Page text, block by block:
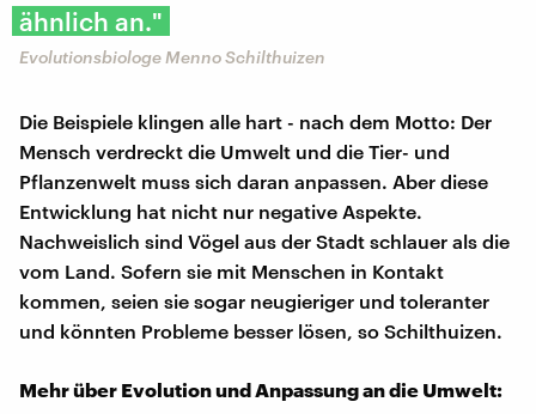
ähnlich an."
Evolutionsbiologe Menno Schilthuizen
Die Beispiele klingen alle hart - nach dem Motto: Der
Mensch verdreckt die Umwelt und die Tier- und
Pflanzenwelt muss sich daran anpassen. Aber diese
Entwicklung hat nicht nur negative Aspekte.
Nachweislich sind Vögel aus der Stadt schlauer als die
vom Land. Sofern sie mit Menschen in Kontakt
kommen, seien sie sogar neugieriger und toleranter
und könnten Probleme besser lösen, so Schilthuizen.
Mehr über Evolution und Anpassung an die Umwelt: